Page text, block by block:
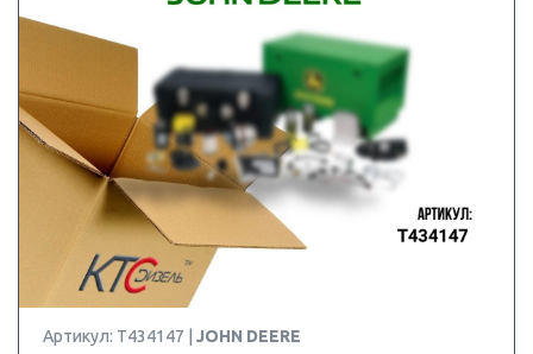
Артикул: T434147 | JOHN DEERE